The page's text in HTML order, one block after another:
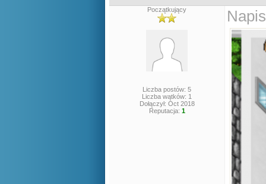
Początkujący
Liczba postów: 5
Liczba wątków: 1
Dołączył: Oct 2018
Reputacja: 1